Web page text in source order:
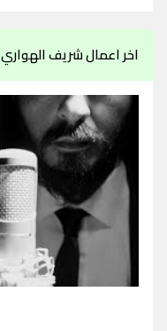
اخر اعمال شريف الهواري